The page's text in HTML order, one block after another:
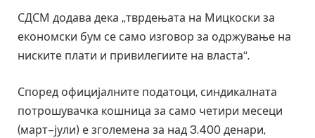
СДСМ додава дека „тврдењата на Мицкоски за
економски бум се само изговор за одржување на
ниските плати и привилегиите на власта“.
Според официјалните податоци, синдикалната
потрошувачка кошница за само четири месеци
(март–јули) е зголемена за над 3.400 денари,